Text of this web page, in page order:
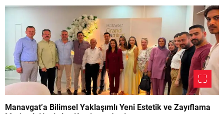
Manavgat’a Bilimsel Yaklaşımlı Yeni Estetik ve Zayıflama